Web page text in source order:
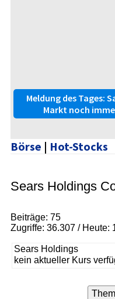
Meldung des Tages:
Markt noch
Börse | Hot-Stocks
Sears Holdings
Beiträge: 75
Zugriffe: 36.307 / Heute:
Sears Holdings
kein aktueller Kurs